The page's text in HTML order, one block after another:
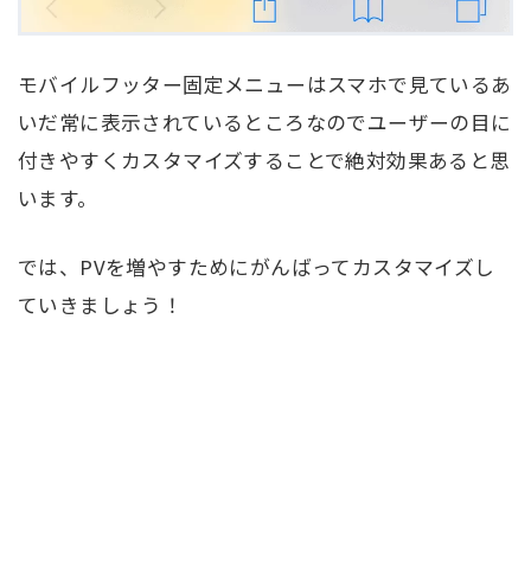
モバイルフッター固定メニューはスマホで見ているあ
いだ常に表示されているところなのでユーザーの目に
付きやすくカスタマイズすることで絶対効果あると思
います。
では、PVを増やすためにがんばってカスタマイズし
ていきましょう！